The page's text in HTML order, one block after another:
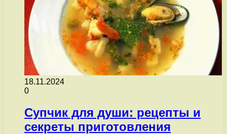
18.11.2024
0
Супчик для души: рецепты и
секреты приготовления